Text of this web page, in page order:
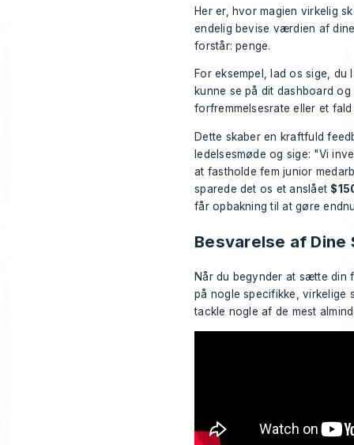
Her er, hvor magien virkelig
endelig bevise værdien af
forstår: penge.
For eksempel, lad os sige,
kunne se på dit dashboard
forfremmelsesrate eller et
Dette skaber en kraftfuld
ledelsesmøde og sige: "Vi
at fastholde fem junior
sparede det os et anslået
får opbakning til at gøre
Besvarelse af
Når du begynder at sætte din
på nogle specifikke, virkelige
tackle nogle af de mest